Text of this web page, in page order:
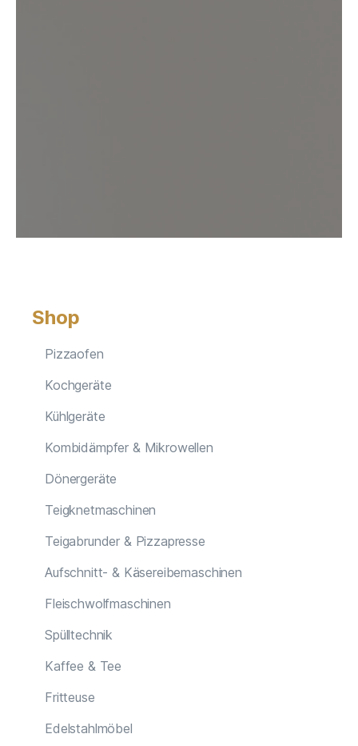
Shop
Pizzaofen
Kochgeräte
Kühlgeräte
Kombidämpfer & Mikrowellen
Dönergeräte
Teigknetmaschinen
Teigabrunder & Pizzapresse
Aufschnitt- & Käsereibemaschinen
Fleischwolfmaschinen
Spülltechnik
Kaffee & Tee
Fritteuse
Edelstahlmöbel